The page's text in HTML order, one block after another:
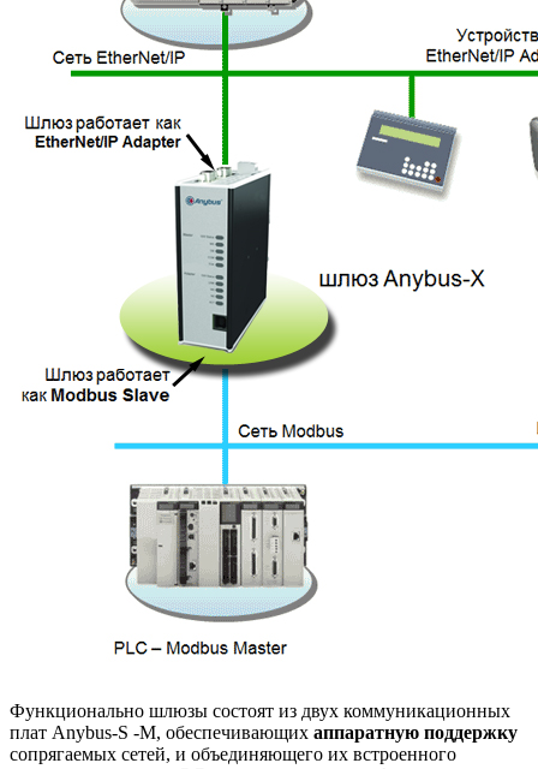
Функционально шлюзы состоят из двух коммуникационных
плат Anybus-S -M, обеспечивающих аппаратную поддержку
сопрягаемых сетей, и объединяющего их встроенного